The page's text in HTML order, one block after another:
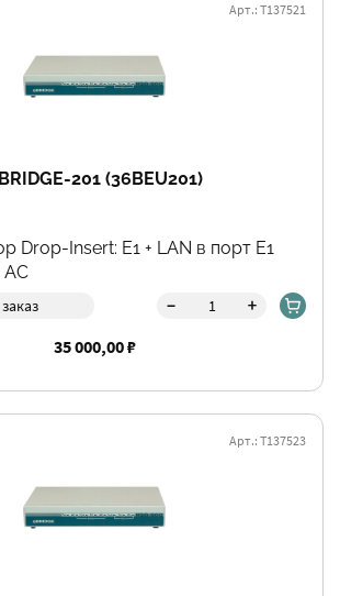
201 (36BEU201)
Арт.: Т137521
Drop-Insert: E1 + LAN в порт E1
AC
- +
35 000,00 ₽
Арт.: Т137523